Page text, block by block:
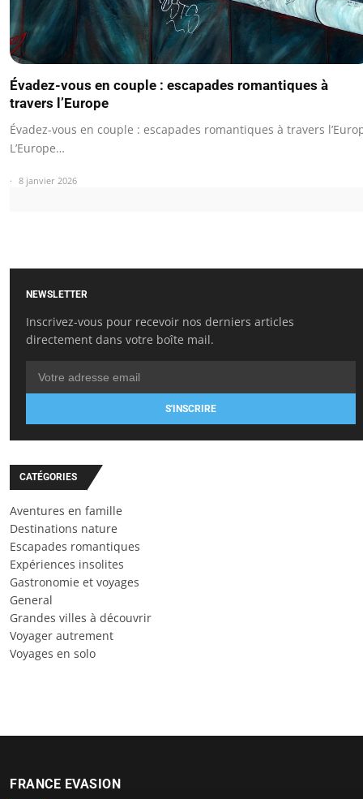
Évadez-vous en couple : escapades romantiques à
travers l’Europe
Évadez-vous en couple : escapades romantiques à travers
L’Europe…
8 janvier 2026
NEWSLETTER
Inscrivez-vous pour recevoir nos derniers articles
directement dans votre boîte mail.
S'INSCRIRE
CATÉGORIES
Aventures en famille
Destinations nature
Escapades romantiques
Expériences insolites
Gastronomie et voyages
General
Grandes villes à découvrir
Voyager autrement
Voyages en solo
FRANCE EVASION